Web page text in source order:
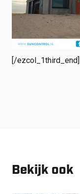
[/ezcol_1third_end]
Bekijk ook